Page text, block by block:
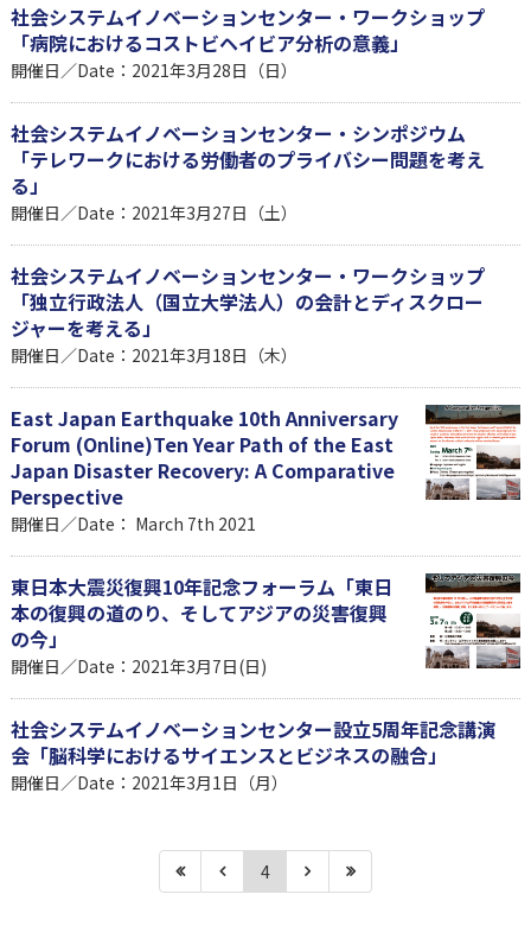
社会システムイノベーションセンター・ワークショップ
「病院におけるコストビヘイビア分析の意義」
開催日／Date：2021年3月28日（日）
社会システムイノベーションセンター・シンポジウム
「テレワークにおける労働者のプライバシー問題を考え
る」
開催日／Date：2021年3月27日（土）
社会システムイノベーションセンター・ワークショップ
「独立行政法人（国立大学法人）の会計とディスクロー
ジャーを考える」
開催日／Date：2021年3月18日（木）
East Japan Earthquake 10th Anniversary
Forum (Online)Ten Year Path of the East
Japan Disaster Recovery: A Comparative
Perspective
開催日／Date： March 7th 2021
東日本大震災復興10年記念フォーラム「東日
本の復興の道のり、そしてアジアの災害復興
の今」
開催日／Date：2021年3月7日(日)
社会システムイノベーションセンター設立5周年記念講演
会「脳科学におけるサイエンスとビジネスの融合」
開催日／Date：2021年3月1日（月）
4